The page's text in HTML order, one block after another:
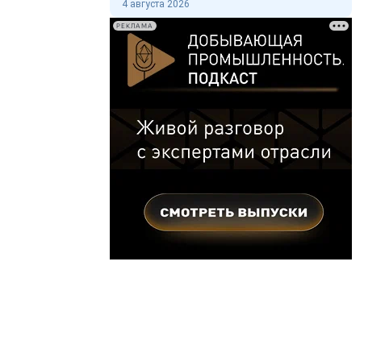
4 августа 2026
РЕКЛАМА